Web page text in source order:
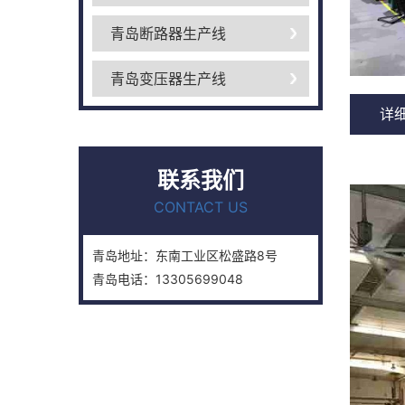
青岛断路器生产线
青岛变压器生产线
联系我们
CONTACT US
青岛地址：东南工业区松盛路8号
青岛电话：13305699048
详